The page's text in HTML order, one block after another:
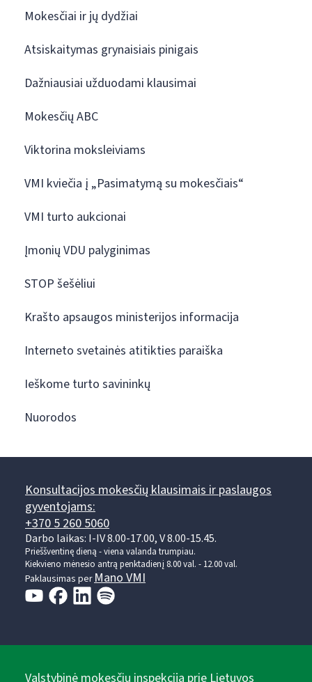
Mokesčiai ir jų dydžiai
Atsiskaitymas grynaisiais pinigais
Dažniausiai užduodami klausimai
Mokesčių ABC
Viktorina moksleiviams
VMI kviečia į „Pasimatymą su mokesčiais“
VMI turto aukcionai
Įmonių VDU palyginimas
STOP šešėliui
Krašto apsaugos ministerijos informacija
Interneto svetainės atitikties paraiška
Ieškome turto savininkų
Nuorodos
Konsultacijos mokesčių klausimais ir paslaugos
gyventojams:
+370 5 260 5060
Darbo laikas: I-IV 8.00-17.00, V 8.00-15.45.
Prieššventinę dieną - viena valanda trumpiau.
Kiekvieno mėnesio antrą penktadienį 8.00 val. - 12.00 val.
Paklausimas perMano VMI
Valstybinė mokesčių inspekcija prie Lietuvos